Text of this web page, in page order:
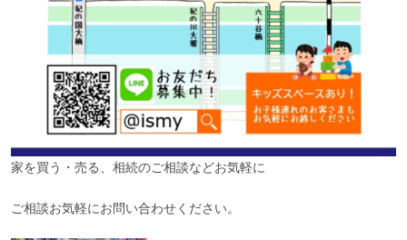
家を買う・売る、相続のご相談などお気軽に
ご相談お気軽にお問い合わせください。